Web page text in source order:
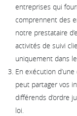
entreprises qui
comprennent des
notre prestataire
activités de suivi
uniquement dans
En exécution
peut partager vos
différends d’ordre
loi.